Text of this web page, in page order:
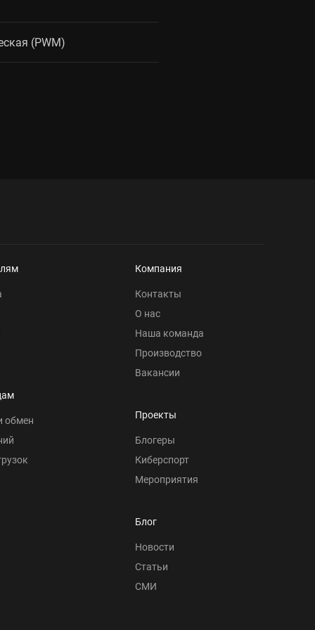
(PWM)
обмен
Компания
Контакты
О нас
Наша команда
Производство
Вакансии
Проекты
Блогеры
Киберспорт
Мероприятия
Блог
Новости
Статьи
СМИ